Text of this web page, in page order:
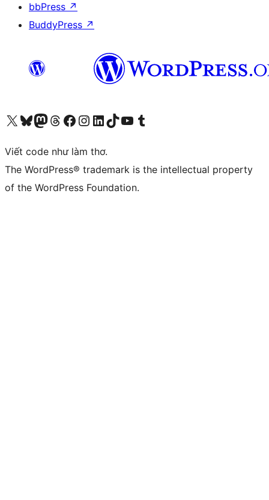
bbPress ↗
BuddyPress ↗
Truy cập tài khoản X (trước đây là Twitter) của chúng tôiVisit our Bluesky account
Visit our Mastodon account
Visit our Threads account
Xem trang Facebook của chúng tôiTruy cập tài khoản Instagram của chúng tôiTruy cập tài khoản LinkedIn của chúng tôiVisit our TikTok account
Truy cập kênh YouTube của chúng tôi Visit our Tumblr account
Viết code như làm thơ.
The WordPress® trademark is the intellectual property
of the WordPress Foundation.